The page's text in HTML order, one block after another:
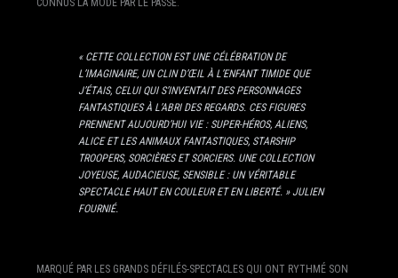
CONNUS LA MODE PAR LE PASSÉ.
« CETTE COLLECTION EST UNE CÉLÉBRATION DE
L’IMAGINAIRE, UN CLIN D’ŒIL À L’ENFANT TIMIDE QUE
J’ÉTAIS, CELUI QUI S’INVENTAIT DES PERSONNAGES
FANTASTIQUES À L’ABRI DES REGARDS. CES FIGURES
PRENNENT AUJOURD’HUI VIE : SUPER-HÉROS, ALIENS,
ALICE ET LES ANIMAUX FANTASTIQUES, STARSHIP
TROOPERS, SORCIÈRES ET SORCIERS. UNE COLLECTION
JOYEUSE, AUDACIEUSE, SENSIBLE : UN VÉRITABLE
SPECTACLE HAUT EN COULEUR ET EN LIBERTÉ. » JULIEN
FOURNIÉ.
MARQUÉ PAR LES GRANDS DÉFILÉS-SPECTACLES QUI ONT RYTHMÉ SON